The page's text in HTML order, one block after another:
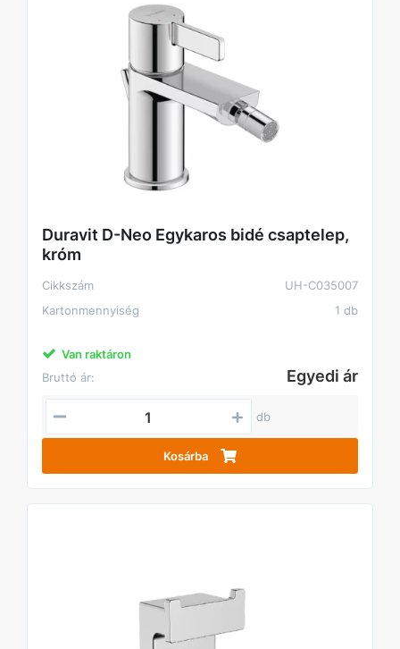
Duravit D-Neo Egykaros bidé csaptelep,
króm
Cikkszám
UH-C035007
Kartonmennyiség
1 db
Van raktáron
Bruttó ár:
Egyedi ár
db
Kosárba